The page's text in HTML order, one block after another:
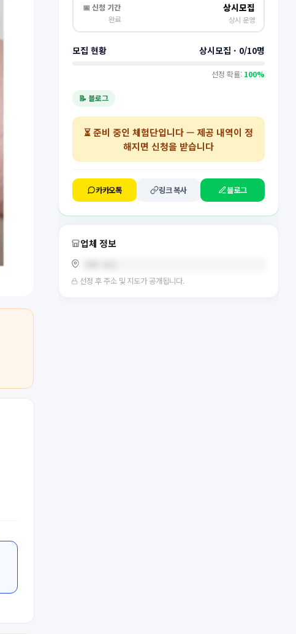
📅 신청 기간
완료
상시모집
상시 운영
모집 현황 상시모집 · 0/10명
선정 확률: 100%
📝 블로그
⏳준비 중인 체험단입니다 — 제공 내역이 정
해지면 신청을 받습니다
카카오톡 링크 복사 블로그
업체 정보
선정 후 주소 및 지도가 공개됩니다.